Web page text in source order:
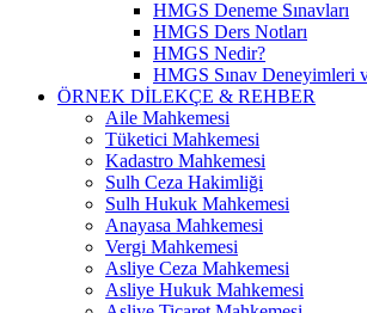
HMGS Deneme Sınavları
HMGS Ders Notları
HMGS Nedir?
HMGS Sınav Deneyimleri
ÖRNEK DILEKÇE & REHBER
Aile Mahkemesi
Tüketici Mahkemesi
Kadastro Mahkemesi
Sulh Ceza Hakimliği
Sulh Hukuk Mahkemesi
Anayasa Mahkemesi
Vergi Mahkemesi
Asliye Ceza Mahkemesi
Asliye Hukuk Mahkemesi